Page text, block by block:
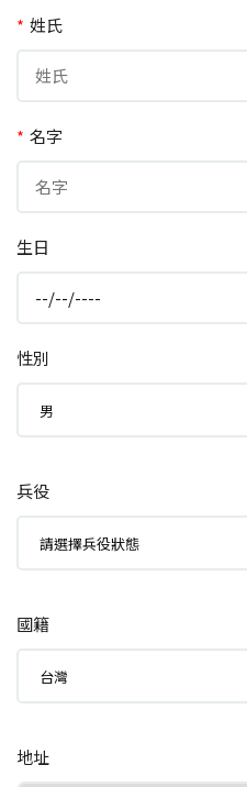
* 姓氏
* 名字
生日
性別
兵役
國籍
地址